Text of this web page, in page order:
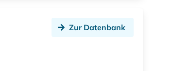
Zur Datenbank